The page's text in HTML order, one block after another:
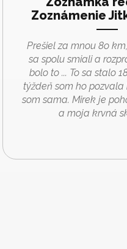
Zoznámenie
Prešiel za mnou 8o
sa spolu smiali a
bolo to ... To sa stalo
týždeň som ho pozvala
som sama. Mirek je
a moja krvná